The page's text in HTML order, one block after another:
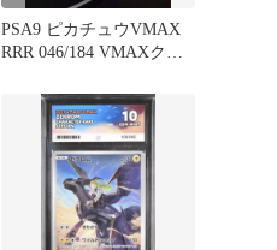
PSA9 ピカチュウVMAX
RRR 046/184 VMAXクラ